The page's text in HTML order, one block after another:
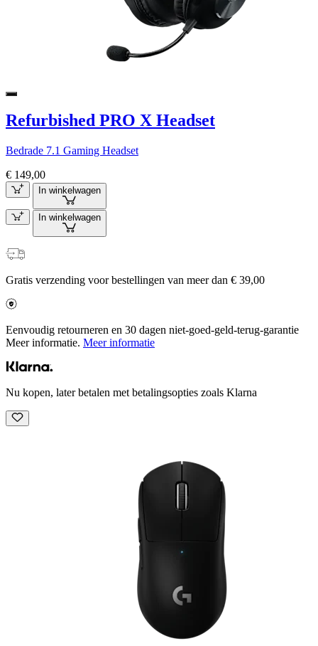
Refurbished PRO X Headset
Bedrade 7.1 Gaming Headset
€ 149,00
In winkelwagen
In winkelwagen
Gratis verzending voor bestellingen van meer dan € 39,00
Eenvoudig retourneren en 30 dagen niet-goed-geld-terug-garantie
Meer informatie. Meer informatie
Nu kopen, later betalen met betalingsopties zoals Klarna